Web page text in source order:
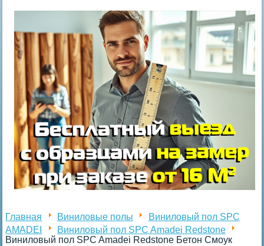
Главная Виниловые полы
Виниловый пол SPC
AMADEI
Виниловый пол SPC Amadei Redstone
Виниловый пол SPC Amadei Redstone Бетон Смоук